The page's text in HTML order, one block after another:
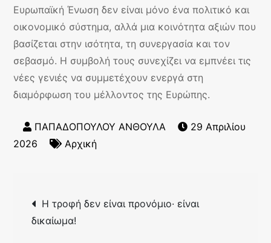
Ευρωπαϊκή Ένωση δεν είναι μόνο ένα πολιτικό και
οικονομικό σύστημα, αλλά μια κοινότητα αξιών που
βασίζεται στην ισότητα, τη συνεργασία και τον
σεβασμό. Η συμβολή τους συνεχίζει να εμπνέει τις
νέες γενιές να συμμετέχουν ενεργά στη
διαμόρφωση του μέλλοντος της Ευρώπης.
29 Απριλίου
2026
Αρχική
άρθρων
Η τροφή δεν είναι προνόμιο· είναι
δικαίωμα!